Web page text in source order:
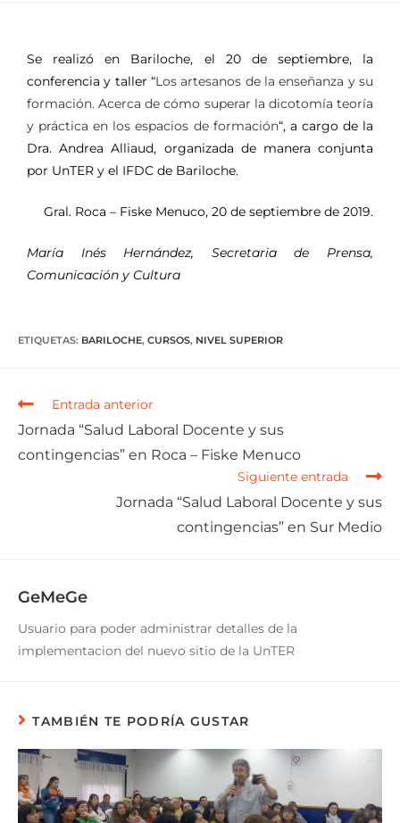
Se realizó en Bariloche, el 20 de septiembre, la
conferencia y taller “Los artesanos de la enseñanza y su
formación. Acerca de cómo superar la dicotomía teoría
y práctica en los espacios de formación“, a cargo de la
Dra. Andrea Alliaud, organizada de manera conjunta
por UnTER y el IFDC de Bariloche.
Gral. Roca – Fiske Menuco, 20 de septiembre de 2019.
María Inés Hernández, Secretaria de Prensa,
Comunicación y Cultura
ETIQUETAS: BARILOCHE, CURSOS, NIVEL SUPERIOR
Entrada anterior
Jornada “Salud Laboral Docente y sus
contingencias” en Roca – Fiske Menuco
Siguiente entrada
Jornada “Salud Laboral Docente y sus
contingencias” en Sur Medio
GeMeGe
Usuario para poder administrar detalles de la
implementacion del nuevo sitio de la UnTER
TAMBIÉN TE PODRÍA GUSTAR